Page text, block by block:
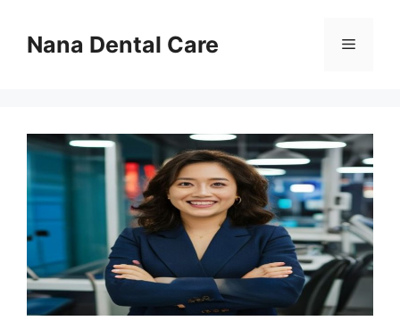
contentNana Dental Care Menu